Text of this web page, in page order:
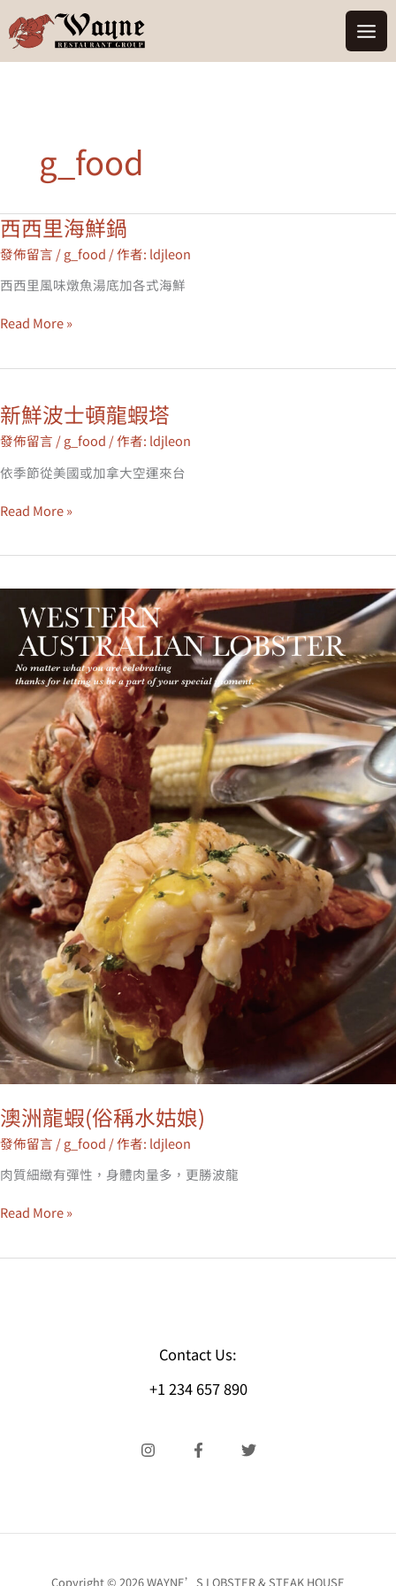
至
要
g_food
西西里海鮮鍋
發佈留言 /g_food / 作者: ldjleon
西西里風味燉魚湯底加各式海鮮
西
西
里
海
鮮
鍋
Read More »
新鮮波士頓龍蝦塔
發佈留言 /g_food / 作者: ldjleon
依季節從美國或加拿大空運來台
新
鮮
波
士
頓
龍
蝦
Read More »
澳洲龍蝦(俗稱水姑娘)
發佈留言 /g_food / 作者: ldjleon
肉質細緻有彈性，身體肉量多，更勝波龍
(俗
稱
姑
Read More »
Contact Us:
+1 234 657 890
Copyright © 2026 WAYNE’S LOBSTER & STEAK HOUSE